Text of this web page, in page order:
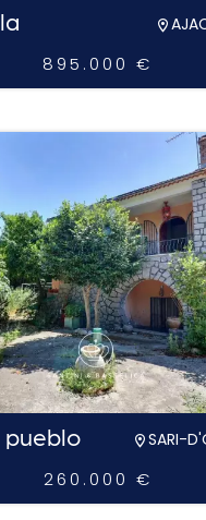
895.000 €
pueblo SARI-
260.000 €